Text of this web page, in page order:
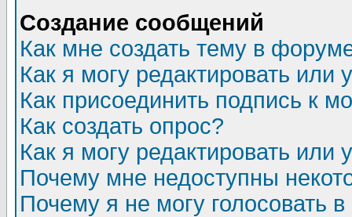
Создание сообщений
Как мне создать тему в
Как я могу редактировать или
Как присоединить подпись к
Как создать опрос?
Как я могу редактировать или
Почему мне недоступны
Почему я не могу голосовать